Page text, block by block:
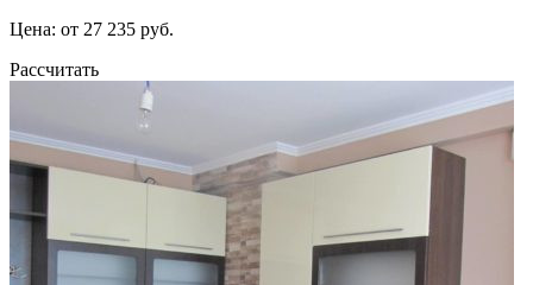
Цена: от 27 235 руб.
Рассчитать